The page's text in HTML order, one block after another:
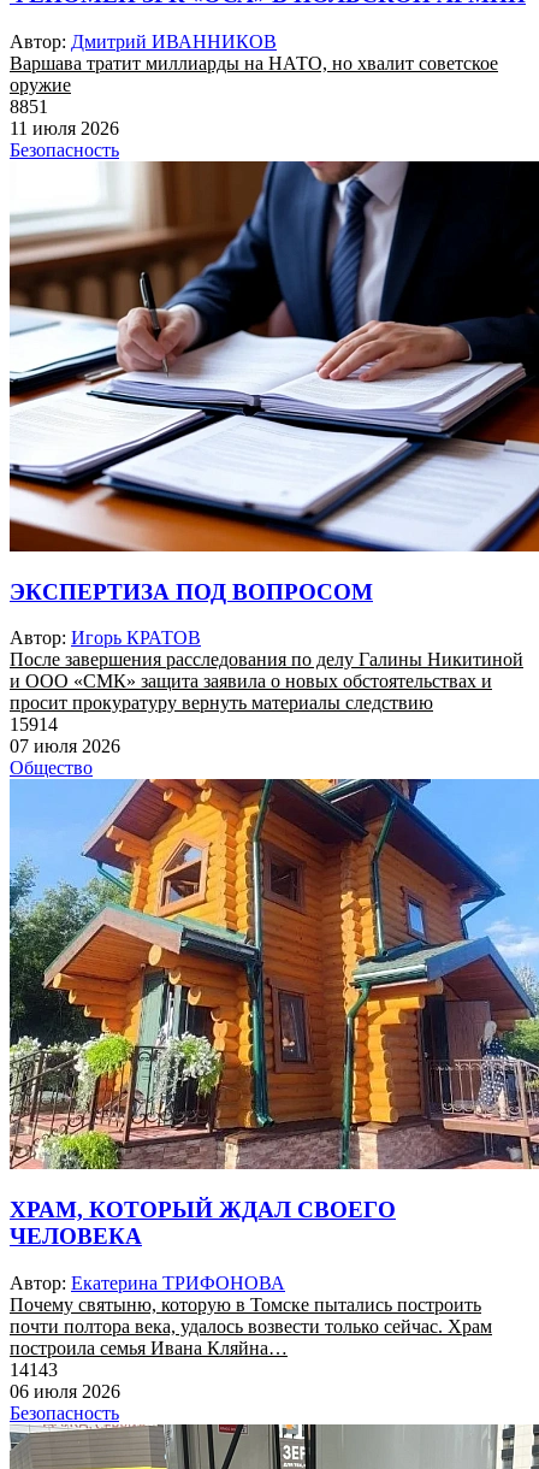
Автор: Дмитрий ИВАННИКОВ
Варшава тратит миллиарды на НАТО, но хвалит советское
оружие
8851
11 июля 2026
Безопасность
ЭКСПЕРТИЗА ПОД ВОПРОСОМ
Автор: Игорь КРАТОВ
После завершения расследования по делу Галины Никитиной
и ООО «СМК» защита заявила о новых обстоятельствах и
просит прокуратуру вернуть материалы следствию
15914
07 июля 2026
Общество
ХРАМ, КОТОРЫЙ ЖДАЛ СВОЕГО
ЧЕЛОВЕКА
Автор: Екатерина ТРИФОНОВА
Почему святыню, которую в Томске пытались построить
почти полтора века, удалось возвести только сейчас. Храм
построила семья Ивана Кляйна…
14143
06 июля 2026
Безопасность